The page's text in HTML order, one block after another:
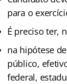
para o
É preciso ter,
na hipótese
público,
federal,